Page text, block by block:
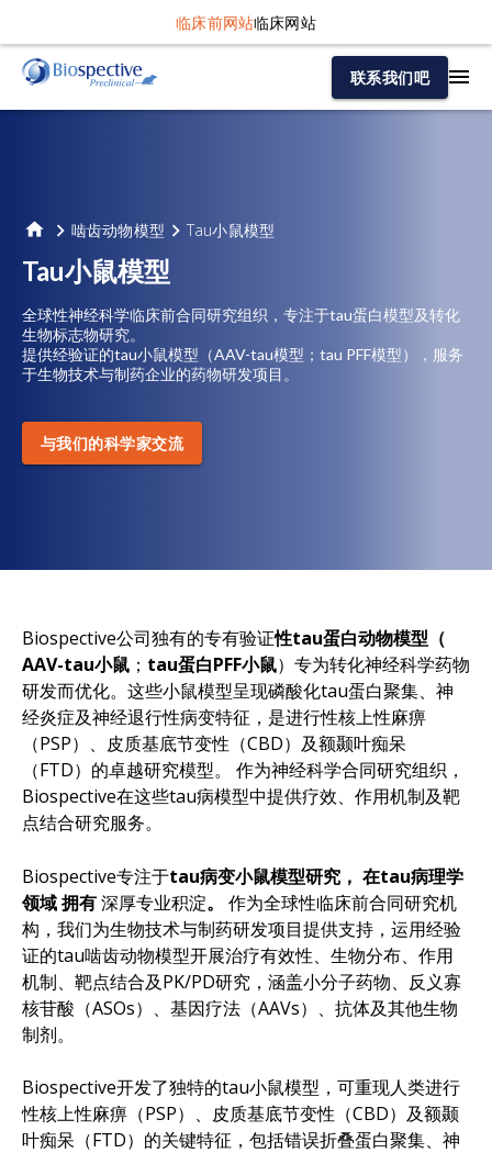
临床前网站临床网站
联系我们吧
啮齿动物模型 Tau小鼠模型
Tau小鼠模型
全球性神经科学临床前合同研究组织，专注于tau蛋白模型及转化
生物标志物研究。
提供经验证的tau小鼠模型（AAV-tau模型；tau PFF模型），服务
于生物技术与制药企业的药物研发项目。
与我们的科学家交流
Biospective公司独有的专有验证性tau蛋白动物模型（
AAV-tau小鼠 ； tau蛋白PFF小鼠）专为转化神经科学药物
研发而优化。这些小鼠模型呈现磷酸化tau蛋白聚集、神
经炎症及神经退行性病变特征，是进行性核上性麻痹
（PSP）、皮质基底节变性（CBD）及额颞叶痴呆
（FTD）的卓越研究模型。 作为神经科学合同研究组织，
Biospective在这些tau病模型中提供疗效、作用机制及靶
点结合研究服务。
Biospective专注于tau病变小鼠模型研究， 在tau病理学
领域拥有深厚专业积淀。 作为全球性临床前合同研究机
构，我们为生物技术与制药研发项目提供支持，运用经验
证的tau啮齿动物模型开展治疗有效性、生物分布、作用
机制、靶点结合及PK/PD研究，涵盖小分子药物、反义寡
核苷酸（ASOs）、基因疗法（AAVs）、抗体及其他生物
制剂。
Biospective开发了独特的tau小鼠模型，可重现人类进行
性核上性麻痹（PSP）、皮质基底节变性（CBD）及额颞
叶痴呆（FTD）的关键特征，包括错误折叠蛋白聚集、神